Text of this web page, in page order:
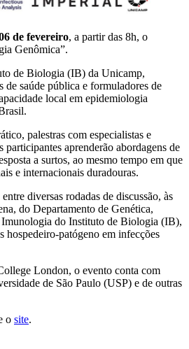
de fevereiro, a partir das 8h, o
Genômica”.
de Biologia (IB) da Unicamp,
de saúde pública e formuladores de
local em epidemiologia
palestras com especialistas e
participantes aprenderão abordagens de
a surtos, ao mesmo tempo em que
e internacionais duradouras.
diversas rodadas de discussão, às
do Departamento de Genética,
do Instituto de Biologia (IB),
hospedeiro-patógeno em infecções
London, o evento conta com
de São Paulo (USP) e de outras
o site.